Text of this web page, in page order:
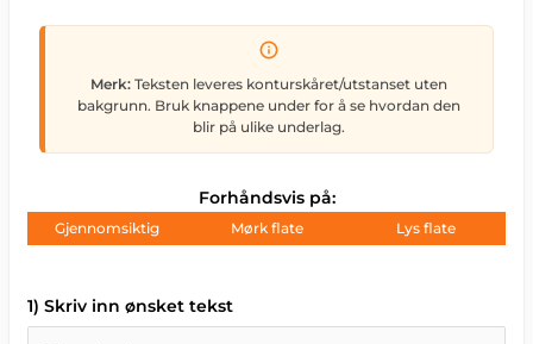
Merk: Teksten leveres konturskåret/utstanset uten
bakgrunn. Bruk knappene under for å se hvordan den
blir på ulike underlag.
Forhåndsvis på:
Gjennomsiktig Mørk flate Lys flate
1) Skriv inn ønsket tekst